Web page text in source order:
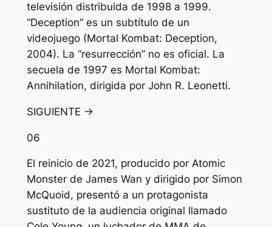
televisión distribuida de 1998 a 1999.
“Deception” es un subtítulo de un
videojuego (Mortal Kombat: Deception,
2004). La “resurrección” no es oficial. La
secuela de 1997 es Mortal Kombat:
Annihilation, dirigida por John R. Leonetti.
SIGUIENTE →
06
El reinicio de 2021, producido por Atomic
Monster de James Wan y dirigido por Simon
McQuoid, presentó a un protagonista
sustituto de la audiencia original llamado